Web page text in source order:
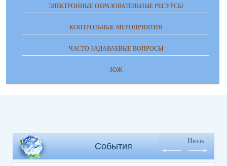
ЭЛЕКТРОННЫЕ ОБРАЗОВАТЕЛЬНЫЕ РЕСУРСЫ
КОНТРОЛЬНЫЕ МЕРОПРИЯТИЯ
ЧАСТО ЗАДАВАЕВЫЕ ВОПРОСЫ
ЗОЖ
События
Июль